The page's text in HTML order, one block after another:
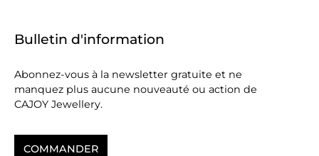
Bulletin d'information
Abonnez-vous à la newsletter gratuite et ne
manquez plus aucune nouveauté ou action de
CAJOY Jewellery.
COMMANDER